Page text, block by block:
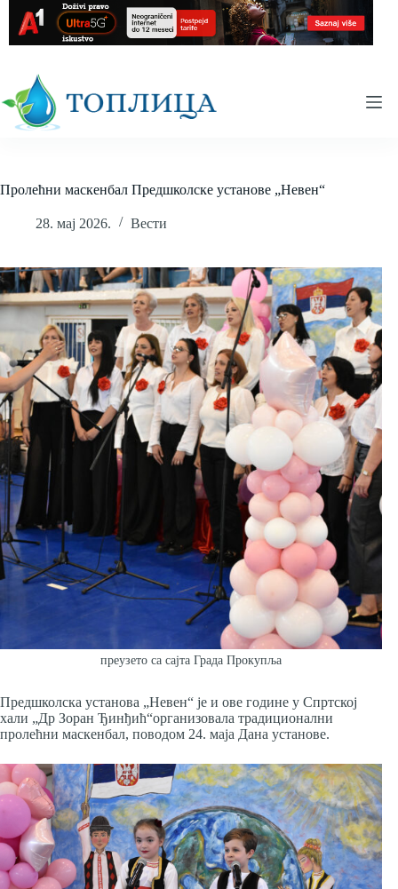
content
Пролећни маскенбал Предшколске установе „Невен“
28. мај 2026. Вести
преузето са сајта Града Прокупља
Предшколска установа „Невен“ је и ове године у Спртској
хали „Др Зоран Ђинђић“организовала традиционални
пролећни маскенбал, поводом 24. маја Дана установе.